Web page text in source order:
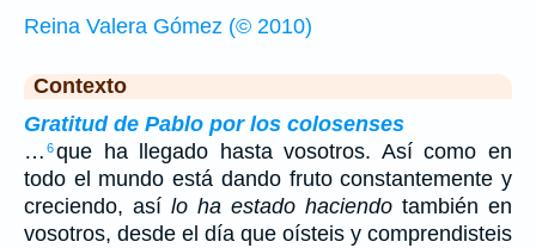
Reina Valera Gómez (© 2010)
Contexto
Gratitud de Pablo por los colosenses
… 6que ha llegado hasta vosotros. Así como en
todo el mundo está dando fruto constantemente y
creciendo, así lo ha estado haciendo también en
vosotros, desde el día que oísteis y comprendisteis